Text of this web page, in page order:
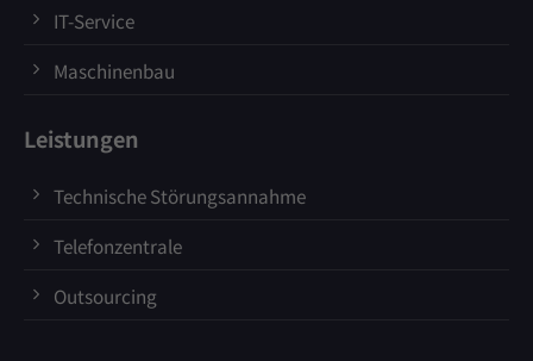
IT-Service
Maschinenbau
Leistungen
Technische Störungsannahme
Telefonzentrale
Outsourcing